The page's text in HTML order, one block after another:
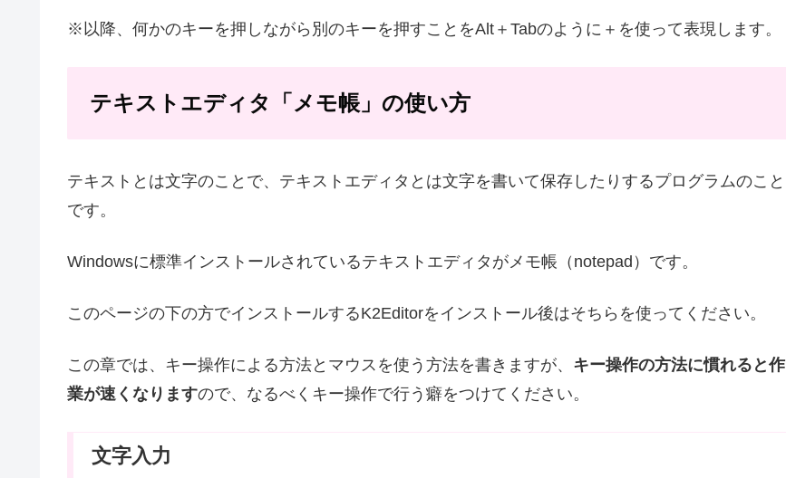
※以降、何かのキーを押しながら別のキーを押すことをAlt＋Tabのように＋を使って表現します。
テキストエディタ「メモ帳」の使い方
テキストとは文字のことで、テキストエディタとは文字を書いて保存したりするプログラムのこと
です。
Windowsに標準インストールされているテキストエディタがメモ帳（notepad）です。
このページの下の方でインストールするK2Editorをインストール後はそちらを使ってください。
この章では、キー操作による方法とマウスを使う方法を書きますが、 キー操作の方法に慣れると作
業が速くなりますので、なるべくキー操作で行う癖をつけてください。
文字入力